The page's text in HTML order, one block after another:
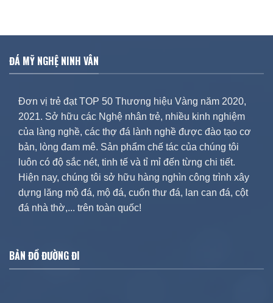
ĐÁ MỸ NGHỆ NINH VÂN
Đơn vị trẻ đạt TOP 50 Thương hiệu Vàng năm 2020,
2021. Sở hữu các Nghệ nhân trẻ, nhiều kinh nghiệm
của làng nghề, các thợ đá lành nghề được đào tạo cơ
bản, lòng đam mê. Sản phẩm chế tác của chúng tôi
luôn có độ sắc nét, tinh tế và tỉ mỉ đến từng chi tiết.
Hiện nay, chúng tôi sở hữu hàng nghìn công trình xây
dựng lăng mộ đá, mộ đá, cuốn thư đá, lan can đá, cột
đá nhà thờ,... trên toàn quốc!
BẢN ĐỒ ĐƯỜNG ĐI